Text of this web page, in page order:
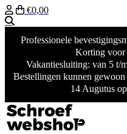
€0,00
Professionele
Korting voor
Vakantiesluiting: van 5 t/
Bestellingen kunnen
14 Augutus